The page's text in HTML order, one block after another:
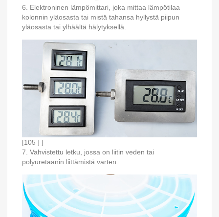
6. Elektroninen lämpömittari, joka mittaa lämpötilaa
kolonnin yläosasta tai mistä tahansa hyllystä piipun
yläosasta tai ylhäältä hälytyksellä.
[105 ] ]
7. Vahvistettu letku, jossa on liitin veden tai
polyuretaanin liittämistä varten.